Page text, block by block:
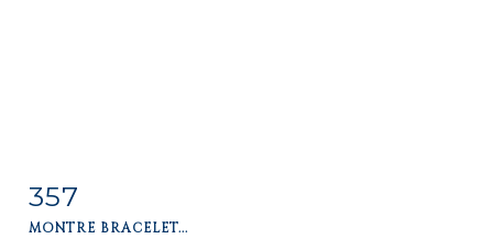
Item detail
357
MONTRE BRACELET...